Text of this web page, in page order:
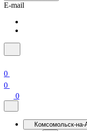
E-mail
0
0
0
Комсомольск-